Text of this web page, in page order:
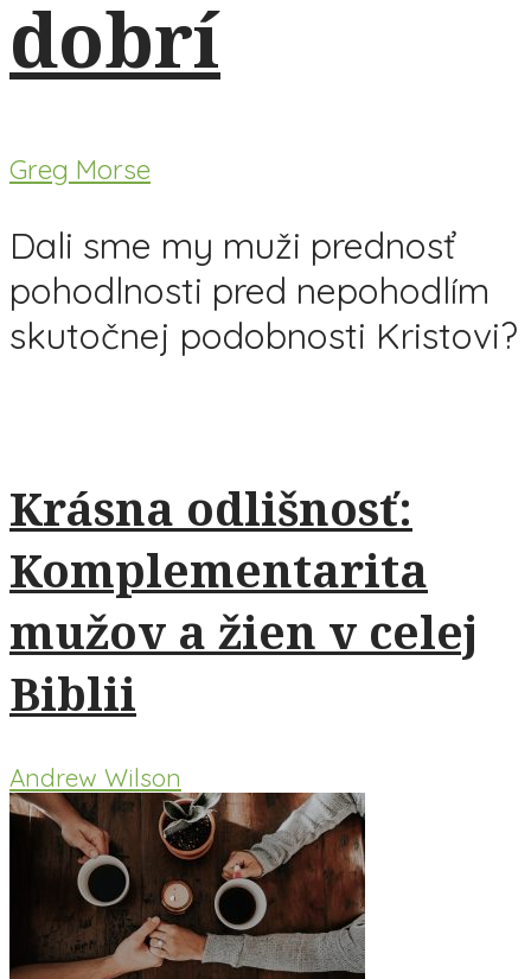
dobrí
Greg Morse
Dali sme my muži prednosť
pohodlnosti pred nepohodlím
skutočnej podobnosti Kristovi?
Krásna odlišnosť:
Komplementarita
mužov a žien v celej
Biblii
Andrew Wilson